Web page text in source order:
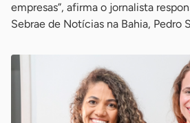
empresas”, afirma o jornalista
Sebrae de Notícias na Bahia, Pedro